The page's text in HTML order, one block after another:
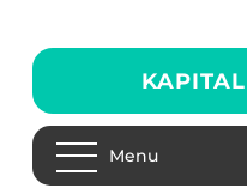
Menu